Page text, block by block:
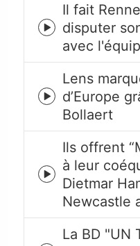
Episode
play
icon
Il fait
disputer
avec
Episode
play
icon
Lens
d’Europe
Bollaert
Episode
play
icon
Ils offrent
à leur
Dietmar
Newcastle
La BD "UN